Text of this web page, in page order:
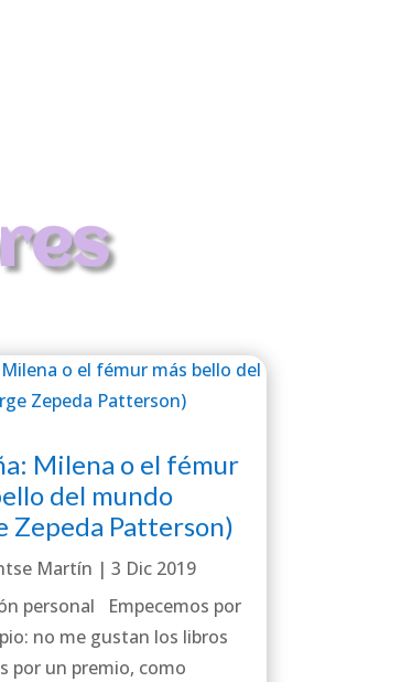
Milena o el fémur
del mundo
Zepeda Patterson)
Martín | 3 Dic 2019
personal Empecemos por
no me gustan los libros
por un premio, como